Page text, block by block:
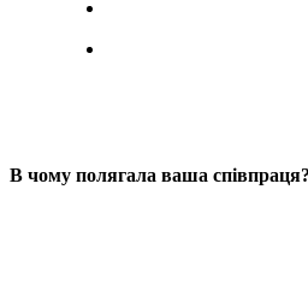
В чому полягала ваша співпраця?